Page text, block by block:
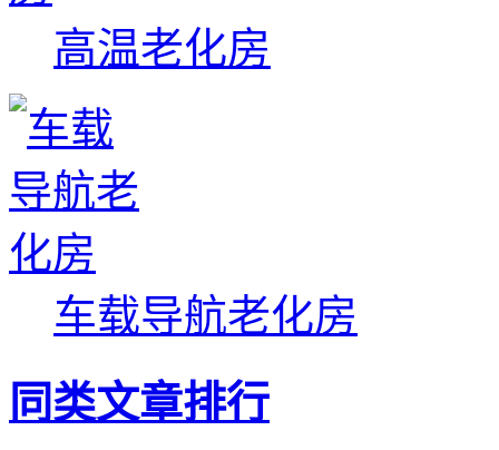
高温老化房
车载导航老化房
同类文章排行